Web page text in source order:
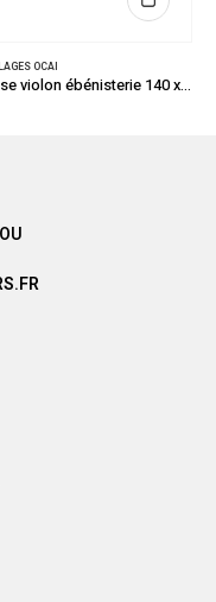
OCAI
Brosse violon ébénisterie 140 x 35 mm